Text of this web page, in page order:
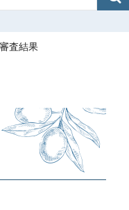
査結果